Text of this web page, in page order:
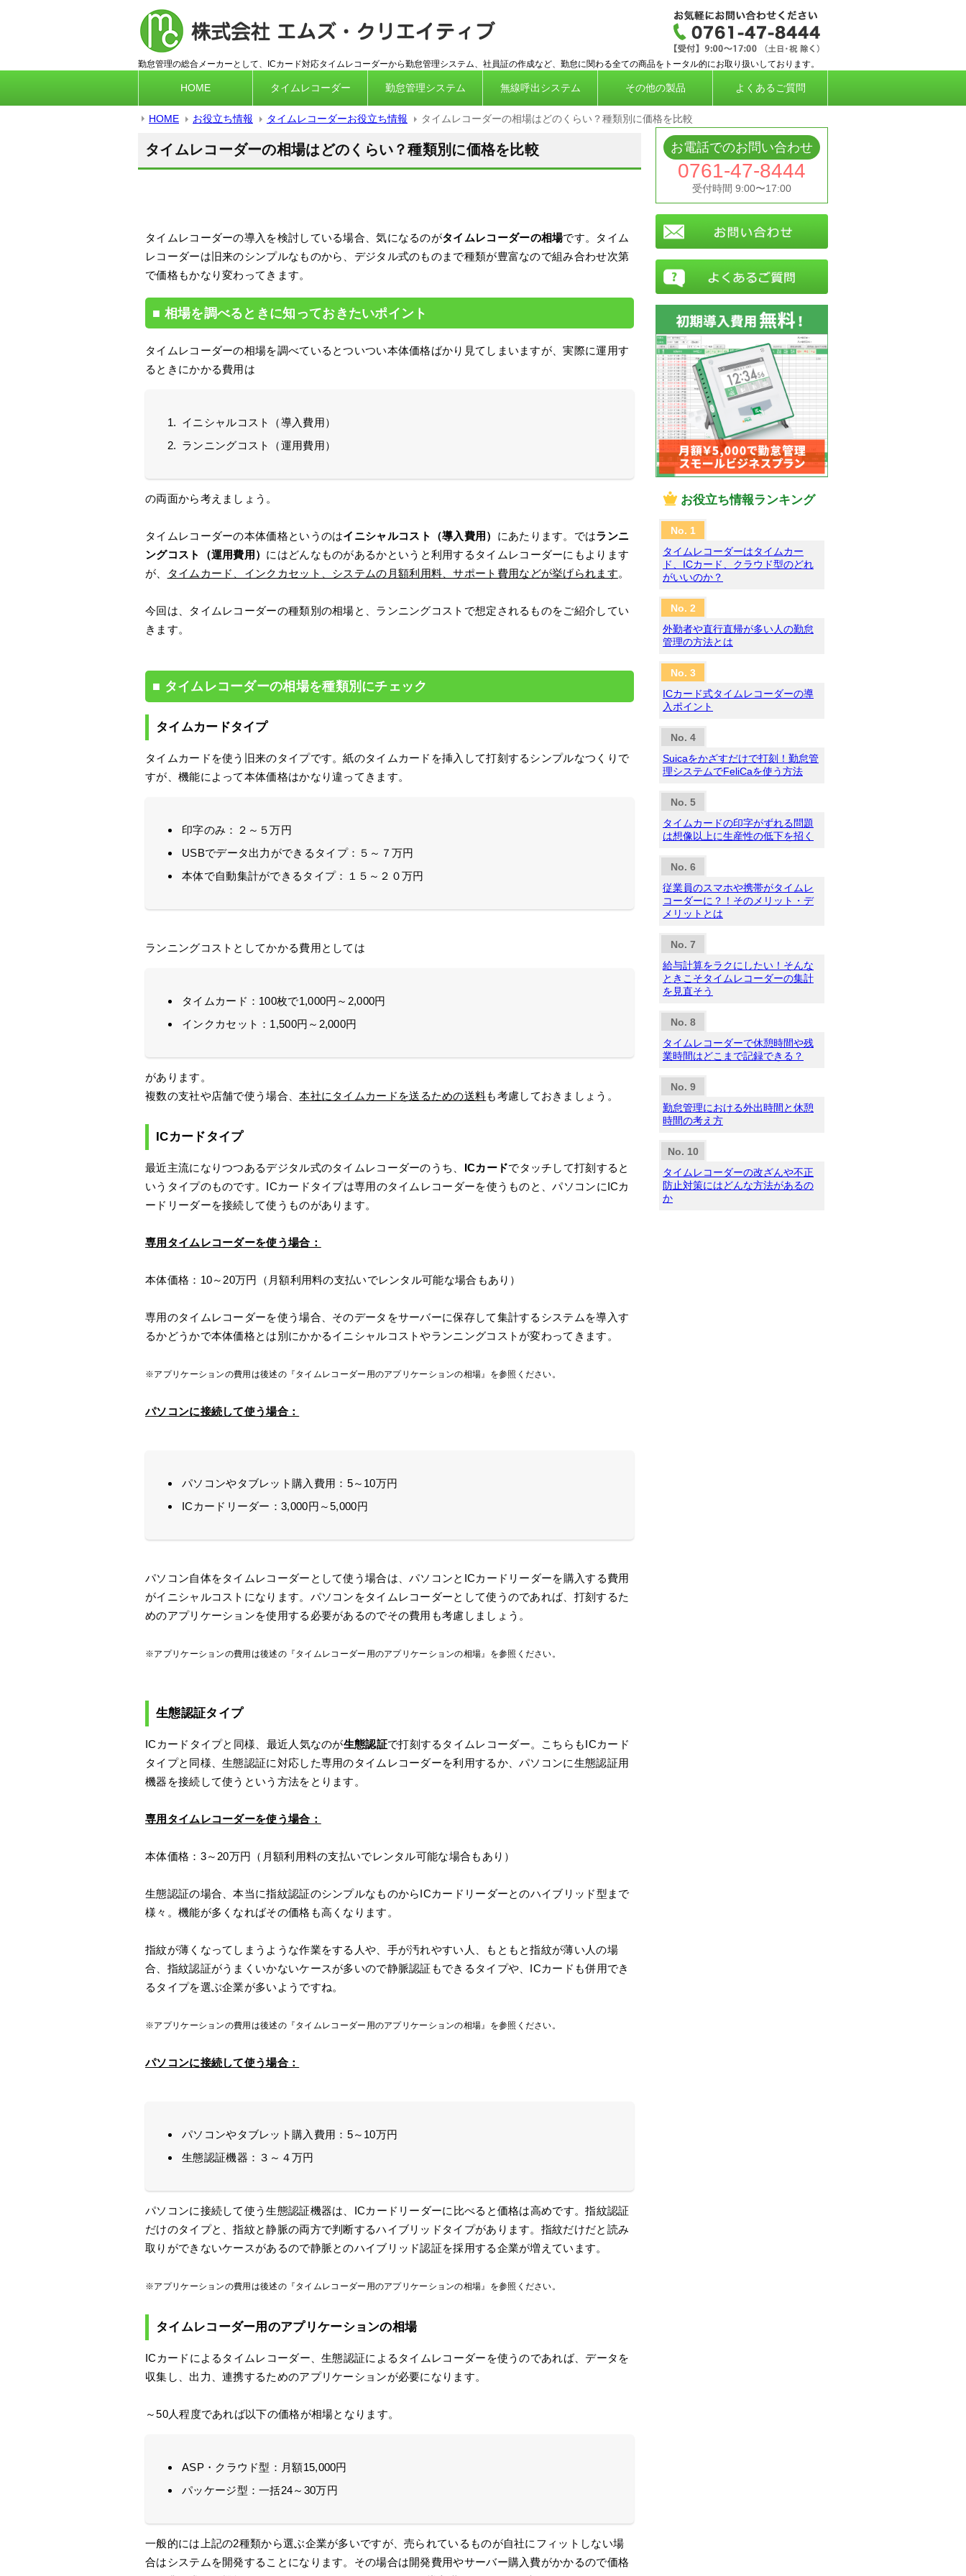
ICカード対応タイムレコーダー、勤怠管理システムなら
勤怠管理の総合メーカーとして、ICカード対応タイムレコーダーから勤怠管理システム、社員証の作成など、勤怠に関わる全ての商品をトータル的にお取り扱いしております。
HOME タイムレコーダー 勤怠管理システム 無線呼出システム その他の製品 よくあるご質問
HOME お役立ち情報 タイムレコーダーお役立ち情報 タイムレコーダーの相場はどのくらい？種類別に価格を比較
タイムレコーダーの相場はどのくらい？種類別に価格を比較
タイムレコーダーの導入を検討している場合、気になるのがタイムレコーダーの相場です。タイム
レコーダーは旧来のシンプルなものから、デジタル式のものまで種類が豊富なので組み合わせ次第
で価格もかなり変わってきます。
相場を調べるときに知っておきたいポイント
タイムレコーダーの相場を調べているとついつい本体価格ばかり見てしまいますが、実際に運用す
るときにかかる費用は
イニシャルコスト（導入費用）
ランニングコスト（運用費用）
の両面から考えましょう。
タイムレコーダーの本体価格というのはイニシャルコスト（導入費用） にあたります。ではランニ
ングコスト（運用費用） にはどんなものがあるかというと利用するタイムレコーダーにもよります
が、
タイムカード、インクカセット、システムの月額利用料、サポート費用などが挙げられます。
今回は、タイムレコーダーの種類別の相場と、ランニングコストで想定されるものをご紹介してい
きます。
タイムレコーダーの相場を種類別にチェック
タイムカードタイプ
タイムカードを使う旧来のタイプです。紙のタイムカードを挿入して打刻するシンプルなつくりで
すが、機能によって本体価格はかなり違ってきます。
印字のみ：２～５万円
USBでデータ出力ができるタイプ：５～７万円
本体で自動集計ができるタイプ：１５～２０万円
ランニングコストとしてかかる費用としては
タイムカード：100枚で1,000円～2,000円
インクカセット：1,500円～2,000円
があります。
複数の支社や店舗で使う場合、本社にタイムカードを送るための送料も考慮しておきましょう。
ICカードタイプ
最近主流になりつつあるデジタル式のタイムレコーダーのうち、 ICカードでタッチして打刻すると
いうタイプのものです。ICカードタイプは専用のタイムレコーダーを使うものと、パソコンにICカ
ードリーダーを接続して使うものがあります。
専用タイムレコーダーを使う場合：
本体価格：10～20万円（月額利用料の支払いでレンタル可能な場合もあり）
専用のタイムレコーダーを使う場合、そのデータをサーバーに保存して集計するシステムを導入す
るかどうかで本体価格とは別にかかるイニシャルコストやランニングコストが変わってきます。
※アプリケーションの費用は後述の『タイムレコーダー用のアプリケーションの相場』を参照ください。
パソコンに接続して使う場合：
パソコンやタブレット購入費用：5～10万円
ICカードリーダー：3,000円～5,000円
パソコン自体をタイムレコーダーとして使う場合は、パソコンとICカードリーダーを購入する費用
がイニシャルコストになります。パソコンをタイムレコーダーとして使うのであれば、打刻するた
めのアプリケーションを使用する必要があるのでその費用も考慮しましょう。
※アプリケーションの費用は後述の『タイムレコーダー用のアプリケーションの相場』を参照ください。
生態認証タイプ
ICカードタイプと同様、最近人気なのが生態認証で打刻するタイムレコーダー。こちらもICカード
タイプと同様、生態認証に対応した専用のタイムレコーダーを利用するか、パソコンに生態認証用
機器を接続して使うという方法をとります。
専用タイムレコーダーを使う場合：
本体価格：3～20万円（月額利用料の支払いでレンタル可能な場合もあり）
生態認証の場合、本当に指紋認証のシンプルなものからICカードリーダーとのハイブリッド型まで
様々。機能が多くなればその価格も高くなります。
指紋が薄くなってしまうような作業をする人や、手が汚れやすい人、もともと指紋が薄い人の場
合、指紋認証がうまくいかないケースが多いので静脈認証もできるタイプや、ICカードも併用でき
るタイプを選ぶ企業が多いようですね。
※アプリケーションの費用は後述の『タイムレコーダー用のアプリケーションの相場』を参照ください。
パソコンに接続して使う場合：
パソコンやタブレット購入費用：5～10万円
生態認証機器：３～４万円
パソコンに接続して使う生態認証機器は、ICカードリーダーに比べると価格は高めです。指紋認証
だけのタイプと、指紋と静脈の両方で判断するハイブリッドタイプがあります。指紋だけだと読み
取りができないケースがあるので静脈とのハイブリッド認証を採用する企業が増えています。
※アプリケーションの費用は後述の『タイムレコーダー用のアプリケーションの相場』を参照ください。
タイムレコーダー用のアプリケーションの相場
ICカードによるタイムレコーダー、生態認証によるタイムレコーダーを使うのであれば、データを
収集し、出力、連携するためのアプリケーションが必要になります。
～50人程度であれば以下の価格が相場となります。
ASP・クラウド型：月額15,000円
パッケージ型：一括24～30万円
一般的には上記の2種類から選ぶ企業が多いですが、売られているものが自社にフィットしない場
合はシステムを開発することになります。その場合は開発費用やサーバー購入費がかかるので価格
お電話でのお問い合わせ
0761-47-8444
受付時間 9:00〜17:00
お役立ち情報ランキング
タイムレコーダーはタイムカー
ド、ICカード、クラウド型のどれ
がいいのか？
外勤者や直行直帰が多い人の勤怠
管理の方法とは
ICカード式タイムレコーダーの導
入ポイント
Suicaをかざすだけで打刻！勤怠管
理システムでFeliCaを使う方法
タイムカードの印字がずれる問題
は想像以上に生産性の低下を招く
従業員のスマホや携帯がタイムレ
コーダーに？！そのメリット・デ
メリットとは
給与計算をラクにしたい！そんな
ときこそタイムレコーダーの集計
を見直そう
タイムレコーダーで休憩時間や残
業時間はどこまで記録できる？
勤怠管理における外出時間と休憩
時間の考え方
タイムレコーダーの改ざんや不正
防止対策にはどんな方法があるの
か